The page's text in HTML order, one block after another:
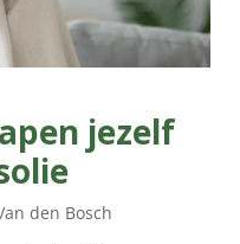
jezelf
den Bosch